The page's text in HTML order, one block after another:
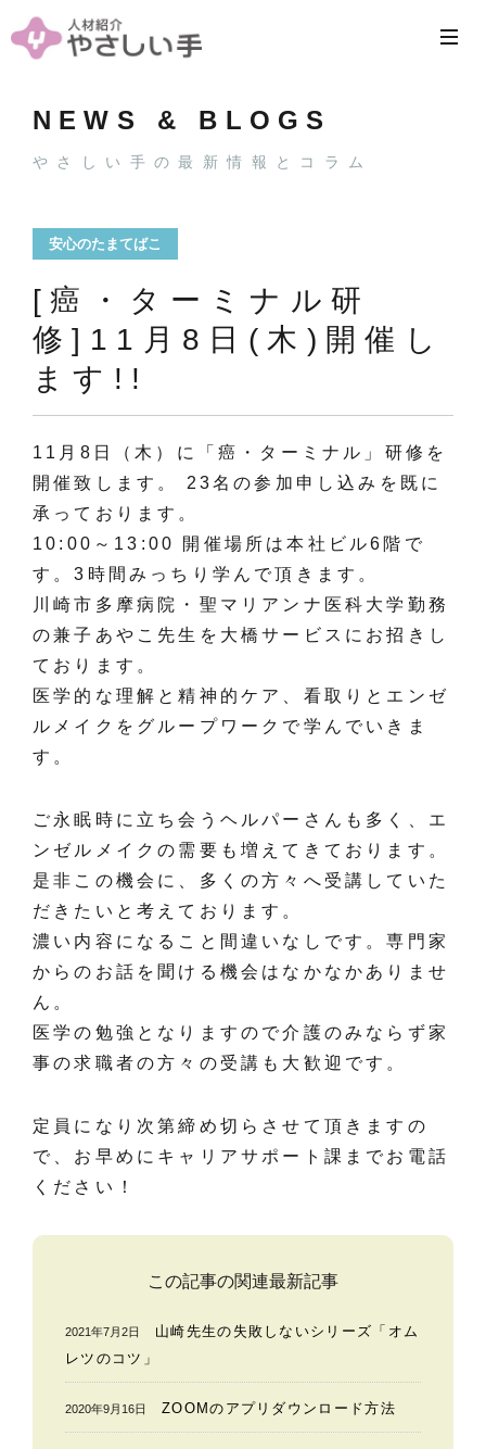
NEWS & BLOGS
やさしい手の最新情報とコラム
安心のたまてばこ
[癌・ターミナル研
修]11月8日(木)開催し
ます!!
11月8日（木）に「癌・ターミナル」研修を
開催致します。 23名の参加申し込みを既に
承っております。
10:00～13:00 開催場所は本社ビル6階で
す。3時間みっちり学んで頂きます。
川崎市多摩病院・聖マリアンナ医科大学勤務
の兼子あやこ先生を大橋サービスにお招きし
ております。
医学的な理解と精神的ケア、看取りとエンゼ
ルメイクをグループワークで学んでいきま
す。
ご永眠時に立ち会うヘルパーさんも多く、エ
ンゼルメイクの需要も増えてきております。
是非この機会に、多くの方々へ受講していた
だきたいと考えております。
濃い内容になること間違いなしです。専門家
からのお話を聞ける機会はなかなかありませ
ん。
医学の勉強となりますので介護のみならず家
事の求職者の方々の受講も大歓迎です。
定員になり次第締め切らさせて頂きますの
で、お早めにキャリアサポート課までお電話
ください！
この記事の関連最新記事
2021年7月2日
山崎先生の失敗しないシリーズ「オム
レツのコツ」
2020年9月16日 ZOOMのアプリダウンロード方法